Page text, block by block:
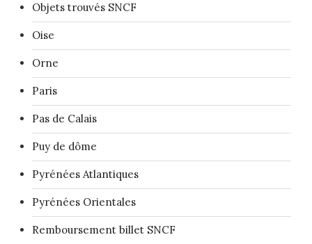
Objets trouvés SNCF
Oise
Orne
Paris
Pas de Calais
Puy de dôme
Pyrénées Atlantiques
Pyrénées Orientales
Remboursement billet SNCF